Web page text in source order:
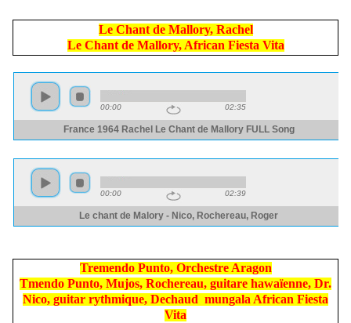
Le Chant de Mallory, Rachel
Le Chant de Mallory, African Fiesta Vita
Tremendo Punto, Orchestre Aragon
Tmendo Punto, Mujos, Rochereau, guitare hawaïenne, Dr.
Nico, guitar rythmique, Dechaud mungala African Fiesta
Vita